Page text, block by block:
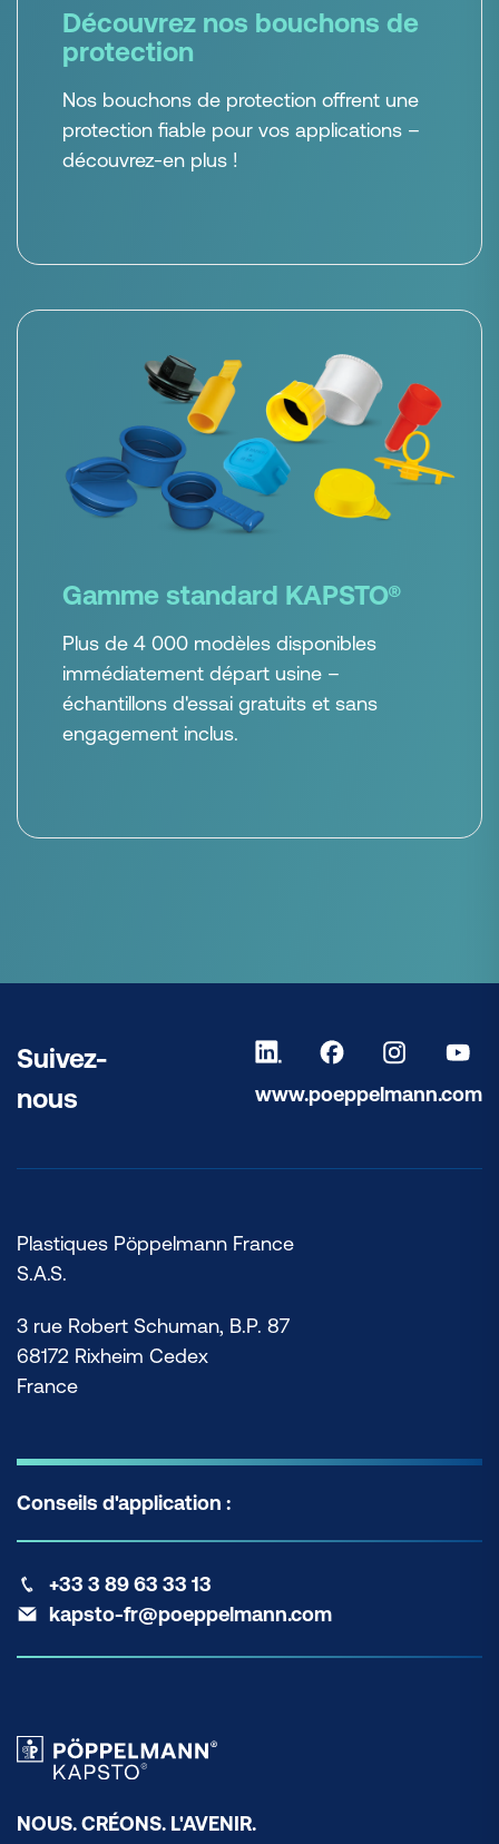
Découvrez nos bouchons de
protection
Nos bouchons de protection offrent une
protection fiable pour vos applications –
découvrez-en plus !
Gamme standard KAPSTO®
Plus de 4 000 modèles disponibles
immédiatement départ usine –
échantillons d'essai gratuits et sans
engagement inclus.
Suivez-
nous
www.poeppelmann.com
Plastiques Pöppelmann France
S.A.S.
3 rue Robert Schuman, B.P. 87
68172 Rixheim Cedex
France
Conseils d'application :
+33 3 89 63 33 13
kapsto-fr@poeppelmann.com
NOUS. CRÉONS. L'AVENIR.